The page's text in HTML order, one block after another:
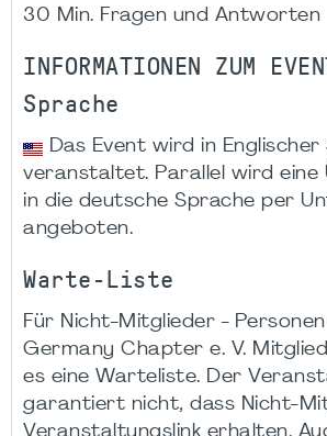
30 Min. Fragen und Antworten
INFORMATIONEN ZUM
Sprache
Das Event wird in Englischer
veranstaltet. Parallel wird eine
in die deutsche Sprache per
angeboten.
Warte-Liste
Für Nicht-Mitglieder - Personen
Germany Chapter e. V.
es eine Warteliste. Der
garantiert nicht, dass Nicht-